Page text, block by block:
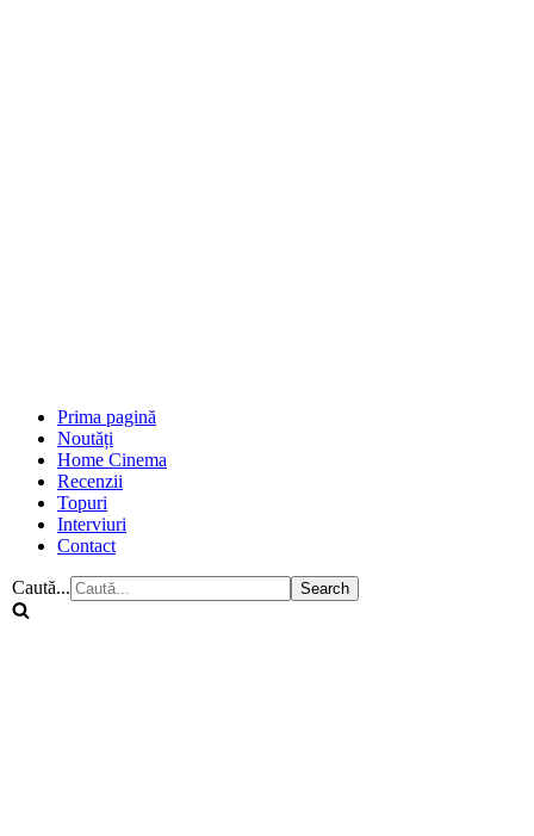
Prima pagină
Noutăți
Home Cinema
Recenzii
Topuri
Interviuri
Contact
Caută...